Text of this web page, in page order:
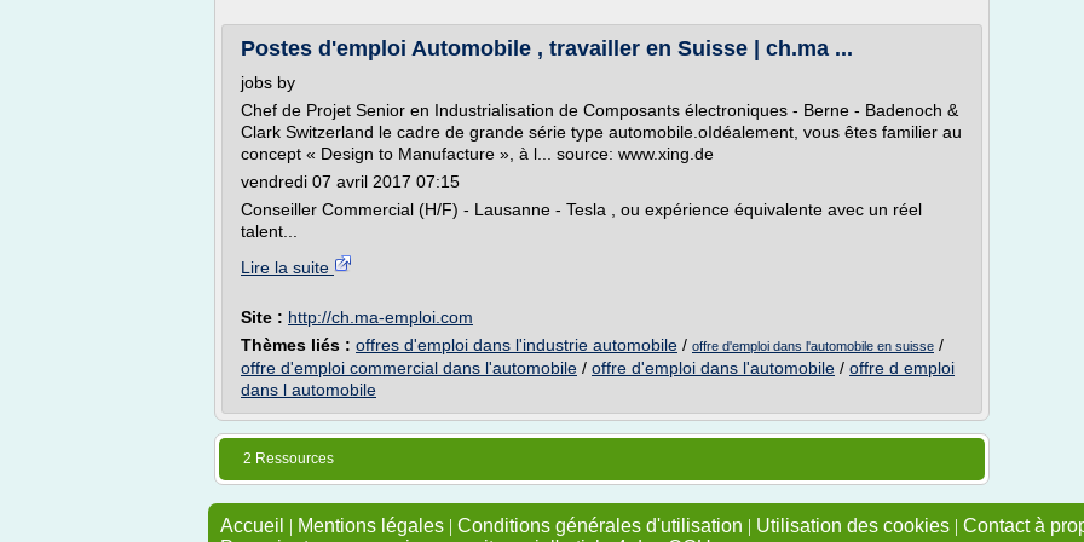
Postes d'emploi Automobile , travailler en Suisse | ch.ma ...
jobs by
Chef de Projet Senior en Industrialisation de Composants électroniques - Berne - Badenoch &
Clark Switzerland le cadre de grande série type automobile.oIdéalement, vous êtes familier au
concept « Design to Manufacture », à l... source: www.xing.de
vendredi 07 avril 2017 07:15
Conseiller Commercial (H/F) - Lausanne - Tesla , ou expérience équivalente avec un réel
talent...
Lire la suite
Site : http://ch.ma-emploi.com
Thèmes liés : offres d'emploi dans l'industrie automobile / offre d'emploi dans l'automobile en suisse /
offre d'emploi commercial dans l'automobile / offre d'emploi dans l'automobile / offre d emploi
dans l automobile
2 Ressources
Accueil | Mentions légales | Conditions générales d'utilisation | Utilisation des cookies | Contact à